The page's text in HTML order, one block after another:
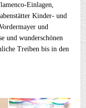
Einlagen,
Kinder- und
und
und wunderschönen
Treiben bis in den